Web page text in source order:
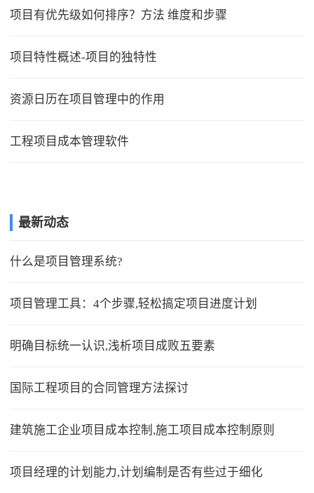
项目有优先级如何排序？方法 维度和步骤
项目特性概述-项目的独特性
资源日历在项目管理中的作用
工程项目成本管理软件
最新动态
什么是项目管理系统?
项目管理工具：4个步骤,轻松搞定项目进度计划
明确目标统一认识,浅析项目成败五要素
国际工程项目的合同管理方法探讨
建筑施工企业项目成本控制,施工项目成本控制原则
项目经理的计划能力,计划编制是否有些过于细化